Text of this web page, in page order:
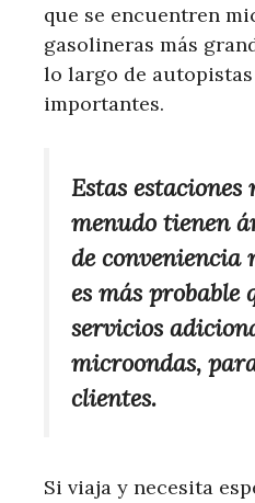
que se encuentren
gasolineras más
lo largo de
importantes.
Estas estaciones
menudo tienen
de conveniencia
es más probable
servicios
microondas,
clientes.
Si viaja y necesita